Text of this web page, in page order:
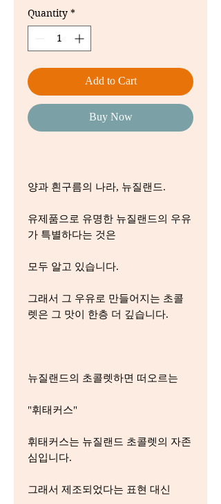
Quantity *
Add to Cart
Buy Now
양과 흰구름의 나라, 뉴질랜드.
유제품으로 유명한 뉴질랜드의 우유
가 특별하다는 것은
모두 알고 있습니다.
그래서 그 우유로 만들어지는 초콜
렛은 그 맛이 한층 더 깊습니다.
뉴질랜드의 초콜렛하면 떠오르는
"휘태커스"
휘태커스는 뉴질랜드 초콜렛의 자존
심입니다.
그래서 제조되었다는 표현 대신